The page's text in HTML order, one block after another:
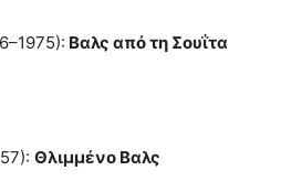
Βαλς από τη Σουΐτα
Θλιμμένο Βαλς